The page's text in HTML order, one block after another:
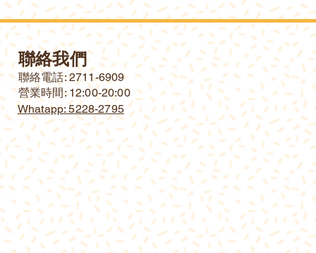
聯絡我們
​聯絡電話: 2711-6909
營業時間: 12:00-20:00
Whatapp: 5228-2795